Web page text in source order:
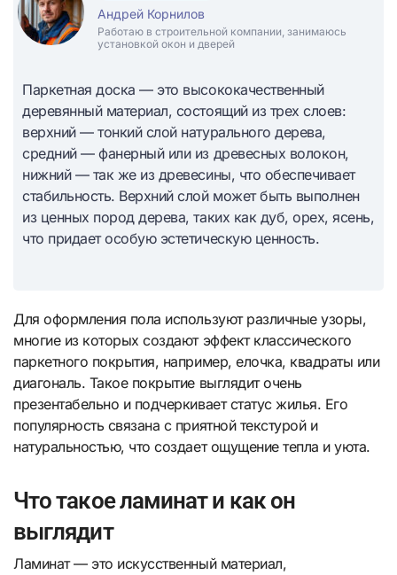
Андрей Корнилов
Работаю в строительной компании, занимаюсь
установкой окон и дверей
Паркетная доска — это высококачественный
деревянный материал, состоящий из трех слоев:
верхний — тонкий слой натурального дерева,
средний — фанерный или из древесных волокон,
нижний — так же из древесины, что обеспечивает
стабильность. Верхний слой может быть выполнен
из ценных пород дерева, таких как дуб, орех, ясень,
что придает особую эстетическую ценность.
Для оформления пола используют различные узоры,
многие из которых создают эффект классического
паркетного покрытия, например, елочка, квадраты или
диагональ. Такое покрытие выглядит очень
презентабельно и подчеркивает статус жилья. Его
популярность связана с приятной текстурой и
натуральностью, что создает ощущение тепла и уюта.
Что такое ламинат и как он
выглядит
Ламинат — это искусственный материал,